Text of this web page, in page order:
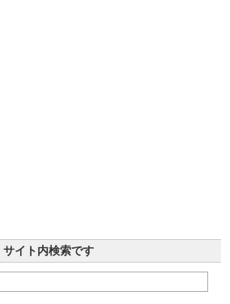
サイト内検索です